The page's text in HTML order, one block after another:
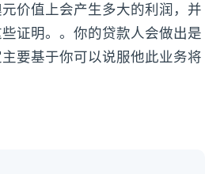
价值上会产生多大的利润，并
证明。。你的贷款人会做出是
要基于你可以说服他此业务将